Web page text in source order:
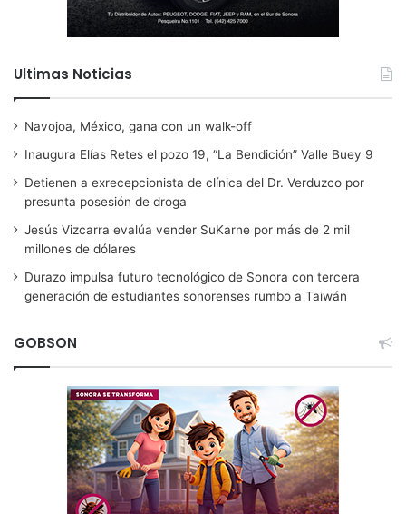
Ultimas Noticias
Navojoa, México, gana con un walk-off
Inaugura Elías Retes el pozo 19, “La Bendición” Valle Buey 9
Detienen a exrecepcionista de clínica del Dr. Verduzco por
presunta posesión de droga
Jesús Vizcarra evalúa vender SuKarne por más de 2 mil
millones de dólares
Durazo impulsa futuro tecnológico de Sonora con tercera
generación de estudiantes sonorenses rumbo a Taiwán
GOBSON